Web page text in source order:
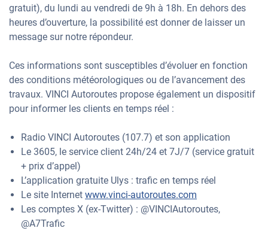
gratuit), du lundi au vendredi de 9h à 18h. En dehors des
heures d’ouverture, la possibilité est donner de laisser un
message sur notre répondeur.
Ces informations sont susceptibles d’évoluer en fonction
des conditions météorologiques ou de l’avancement des
travaux. VINCI Autoroutes propose également un dispositif
pour informer les clients en temps réel :
Radio VINCI Autoroutes (107.7) et son application
Le 3605, le service client 24h/24 et 7J/7 (service gratuit
+ prix d’appel)
L’application gratuite Ulys : trafic en temps réel
Le site Internet www.vinci-autoroutes.com
Les comptes X (ex-Twitter) : @VINCIAutoroutes,
@A7Trafic